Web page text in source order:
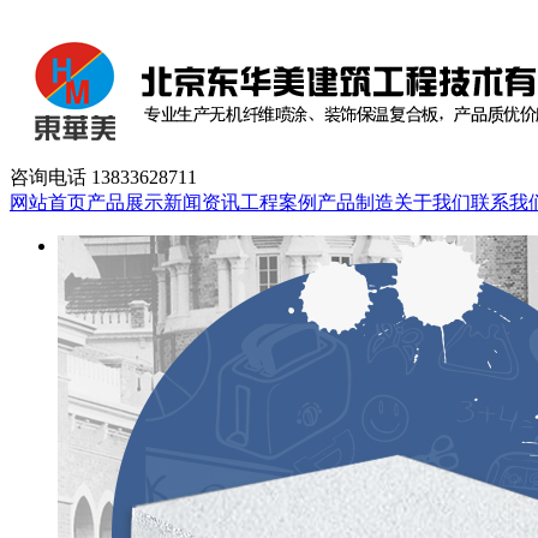
咨询电话 13833628711
网站首页产品展示新闻资讯工程案例 产品制造关于我们联系我